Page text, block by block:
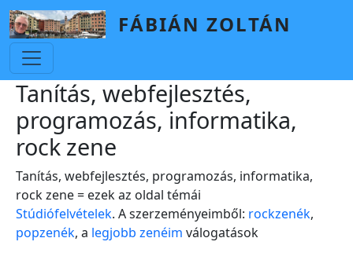
Skip to main content
FÁBIÁN ZOLTÁN
Tanítás, webfejlesztés,
programozás, informatika,
rock zene
Tanítás, webfejlesztés, programozás, informatika,
rock zene = ezek az oldal témái
Stúdiófelvételek. A szerzeményeimből: rockzenék,
popzenék, a legjobb zenéim válogatások